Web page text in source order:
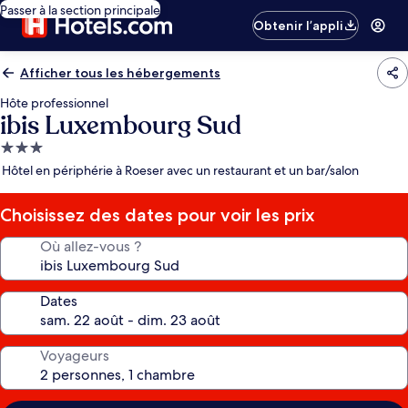
Passer à la section principale
Obtenir l’appli
Afficher tous les hébergements
Hôte professionnel
ibis Luxembourg Sud
Hébergement
3.0 étoiles
Hôtel en périphérie à Roeser avec un restaurant et un bar/salon
Choisissez des dates pour voir les prix
Où allez-vous ?
Dates
Voyageurs